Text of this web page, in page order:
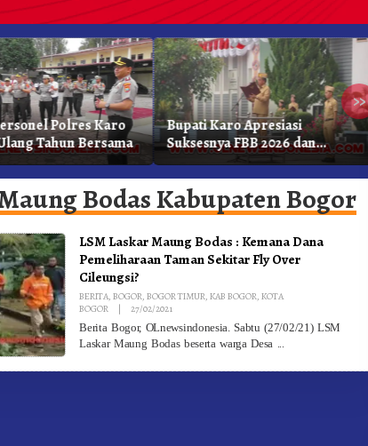
»
Polres Karo
Tahun Bersama
Bupati Karo Apresiasi
Suksesnya FBB 2026 dan
Targetkan FBB 2027 Go
Internasional.!
Bodas Kabupaten Bogor
LSM Laskar Maung Bodas : Kemana Dana
Pemeliharaan Taman Sekitar Fly Over
Cileungsi?
BERITA,BOGOR,BOGOR TIMUR,KAB BOGOR,KOTA
BOGOR
| 27/02/2021
Berita Bogor, OLnewsindonesia. Sabtu (27/02/21) LSM
Laskar Maung Bodas beserta warga Desa